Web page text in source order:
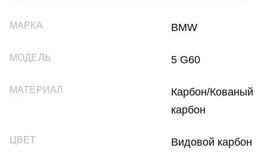
МАРКА BMW
МОДЕЛЬ 5 G60
МАТЕРИАЛ
Карбон/Кованый
карбон
ЦВЕТ Видовой карбон